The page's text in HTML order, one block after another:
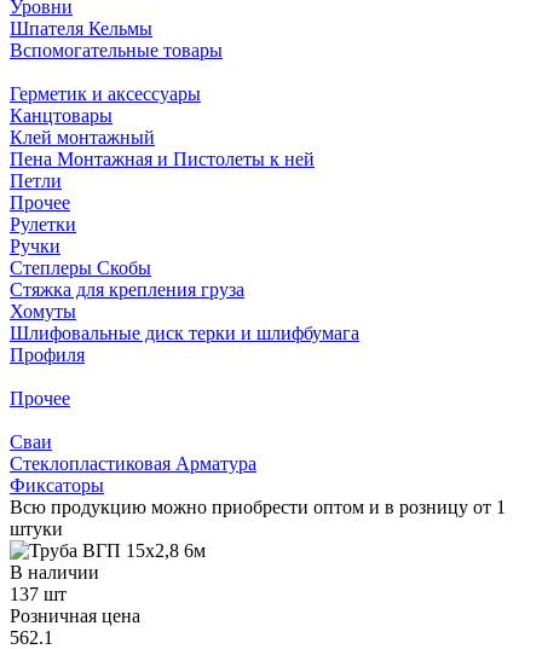
Уровни
Шпателя Кельмы
Вспомогательные товары
Герметик и аксессуары
Канцтовары
Клей монтажный
Пена Монтажная и Пистолеты к ней
Петли
Прочее
Рулетки
Ручки
Степлеры Скобы
Стяжка для крепления груза
Хомуты
Шлифовальные диск терки и шлифбумага
Профиля
Прочее
Сваи
Стеклопластиковая Арматура
Фиксаторы
Всю продукцию можно приобрести оптом и в розницу от 1
штуки
В наличии
137 шт
Розничная цена
562.1